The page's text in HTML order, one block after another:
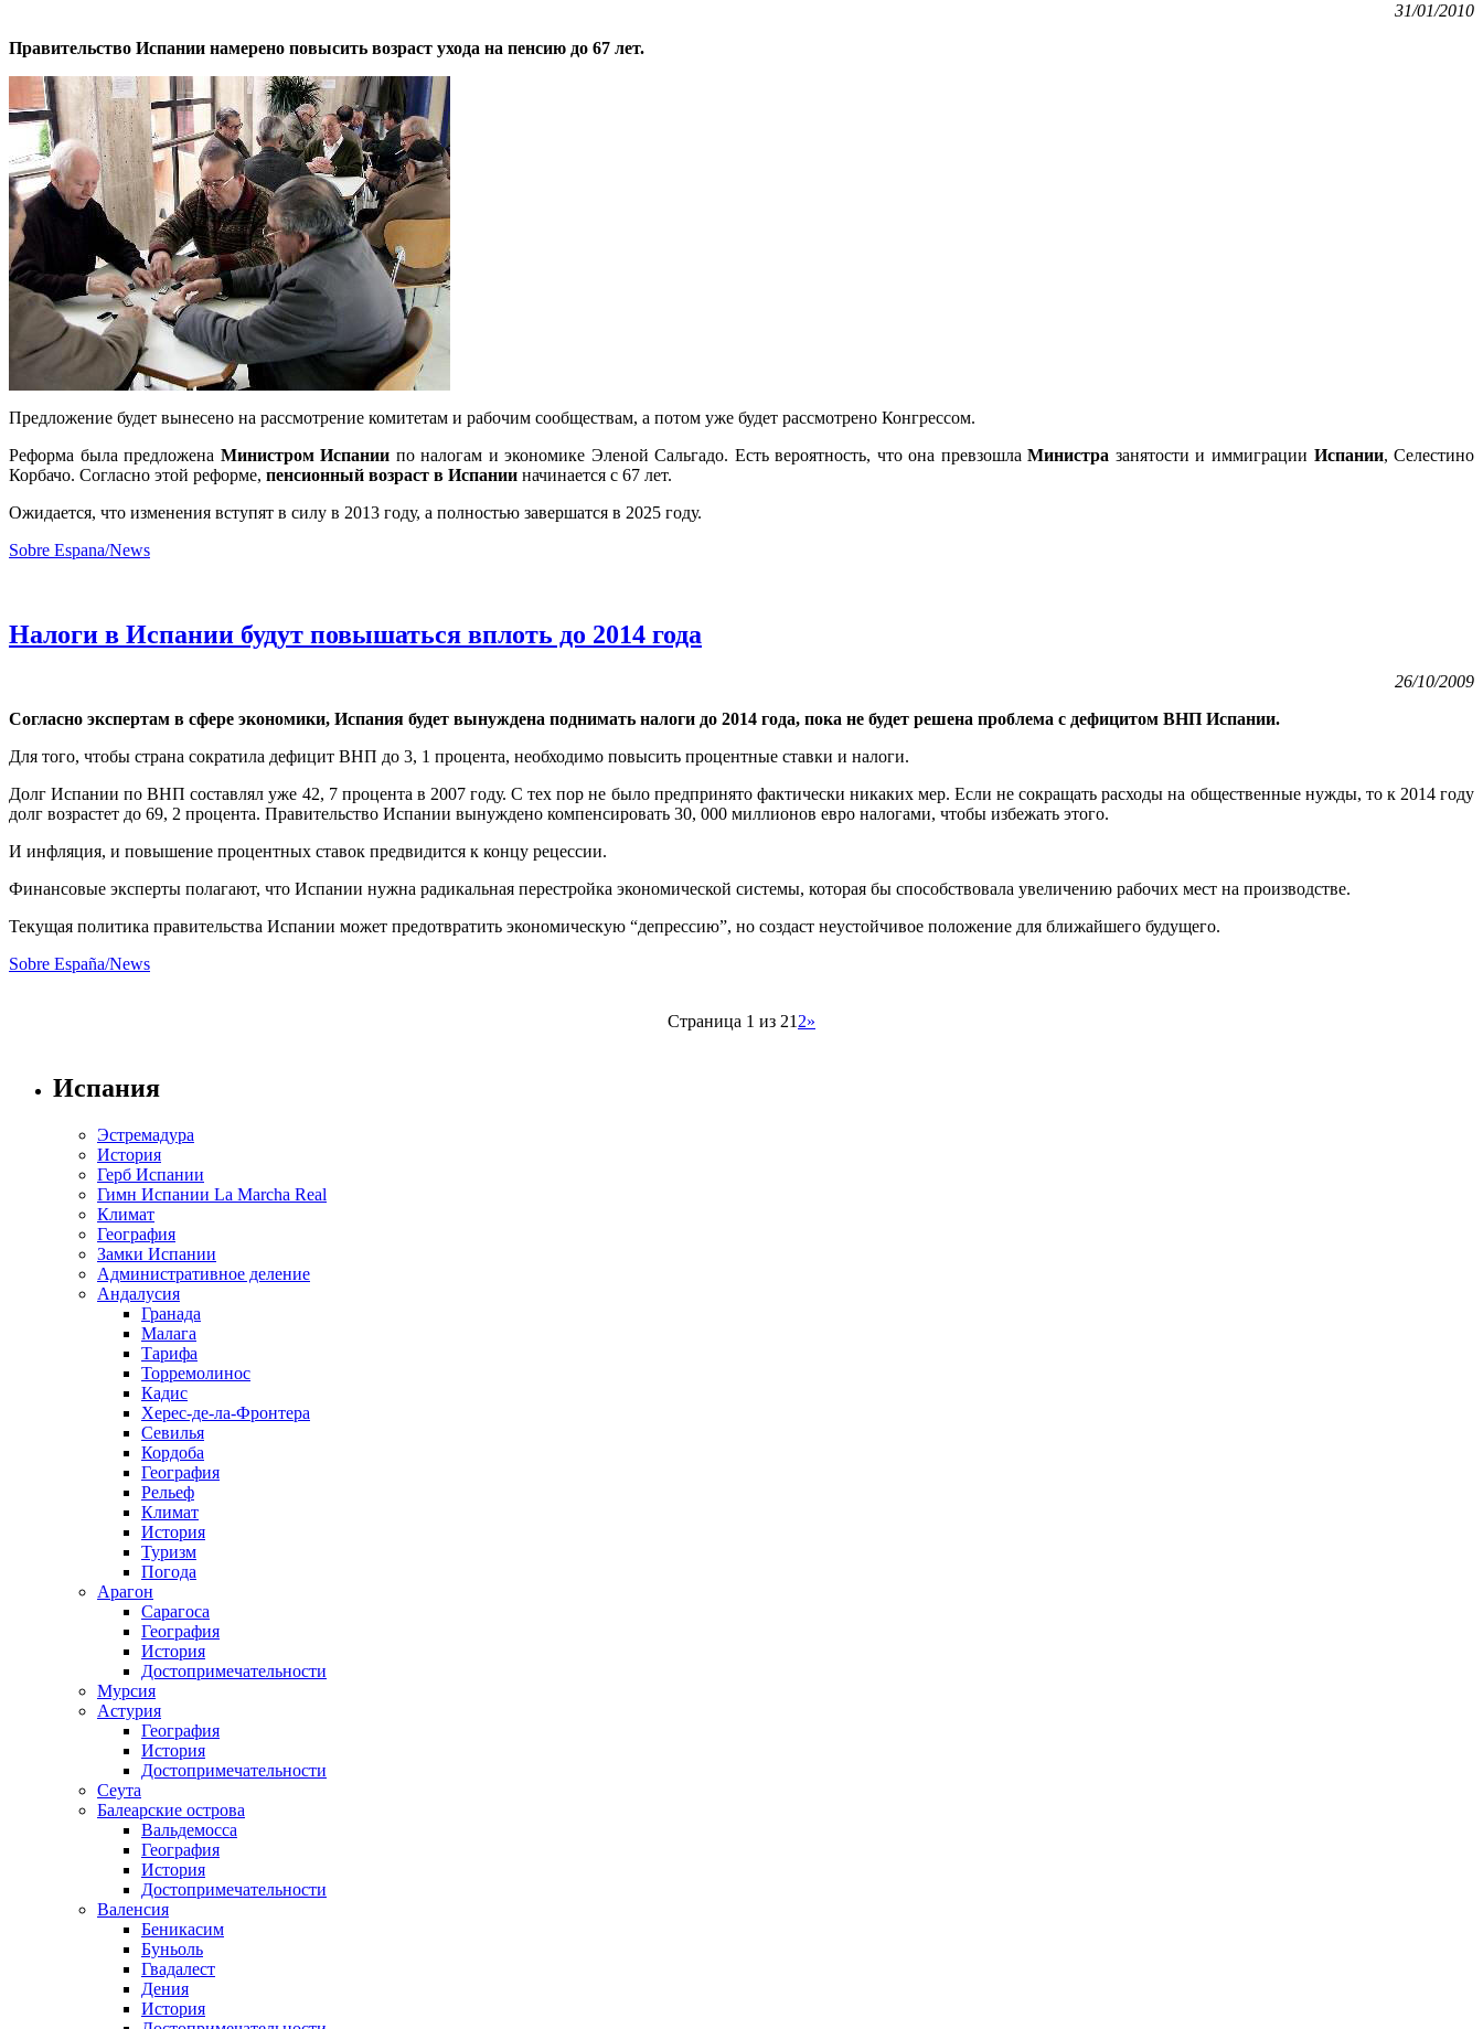
31/01/2010
Правительство Испании намерено повысить возраст ухода на пенсию до 67 лет.
Предложение будет вынесено на рассмотрение комитетам и рабочим сообществам, а потом уже будет рассмотрено Конгрессом.
Реформа была предложена Министром Испании по налогам и экономике Эленой Сальгадо. Есть вероятность, что она превзошлаМинистра занятости и иммиграции Испании, Селестино
Корбачо. Согласно этой реформе, пенсионный возраст в Испании начинается с 67 лет.
Ожидается, что изменения вступят в силу в 2013 году, а полностью завершатся в 2025 году.
Sobre Espana/News
Налоги в Испании будут повышаться вплоть до 2014 года
26/10/2009
Согласно экспертам в сфере экономики, Испания будет вынуждена поднимать налоги до 2014 года, пока не будет решена проблема с дефицитом ВНП Испании.
Для того, чтобы страна сократила дефицит ВНП до 3, 1 процента, необходимо повысить процентные ставки и налоги.
Долг Испании по ВНП составлял уже 42, 7 процента в 2007 году. С тех пор не было предпринято фактически никаких мер. Если не сокращать расходы на общественные нужды, то к 2014 году
долг возрастет до 69, 2 процента. Правительство Испании вынуждено компенсировать 30, 000 миллионов евро налогами, чтобы избежать этого.
И инфляция, и повышение процентных ставок предвидится к концу рецессии.
Финансовые эксперты полагают, что Испании нужна радикальная перестройка экономической системы, которая бы способствовала увеличению рабочих мест на производстве.
Текущая политика правительства Испании может предотвратить экономическую “депрессию”, но создаст неустойчивое положение для ближайшего будущего.
Sobre España/News
Страница 1 из 21 2»
Испания
Эстремадура
История
Герб Испании
Гимн Испании La Marcha Real
Климат
География
Замки Испании
Административное деление
Андалусия
Гранада
Малага
Тарифа
Торремолинос
Кадис
Херес-де-ла-Фронтера
Севилья
Кордоба
География
Рельеф
Климат
История
Туризм
Погода
Арагон
Сарагоса
География
История
Достопримечательности
Мурсия
Астурия
География
История
Достопримечательности
Сеута
Балеарские острова
Вальдемосса
География
История
Достопримечательности
Валенсия
Беникасим
Буньоль
Гвадалест
Дения
История